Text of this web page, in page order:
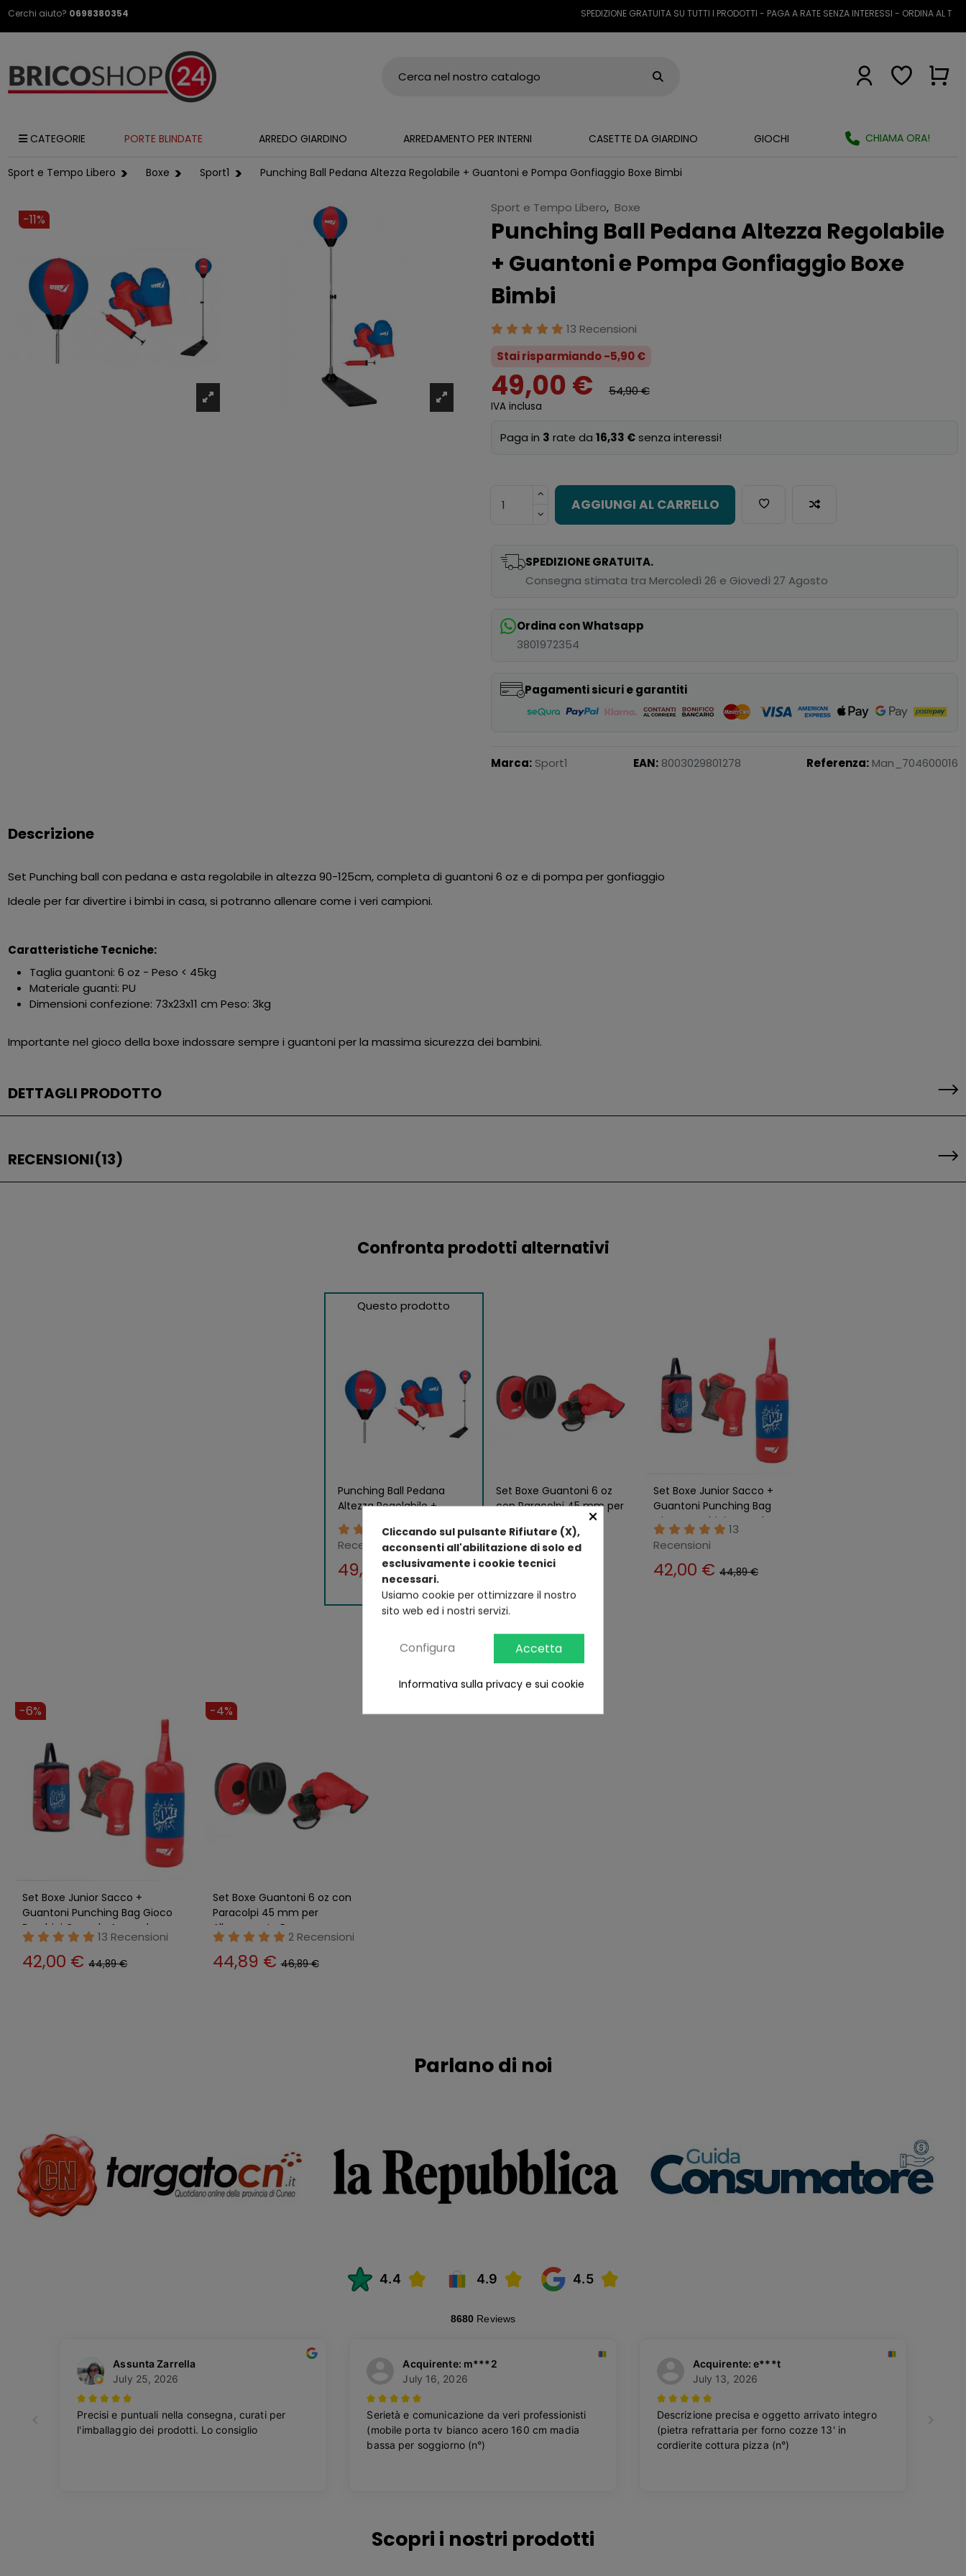
Cerchi aiuto? 0698380354 SPEDIZIONE GRATUITA SU TUTTI I PRODOTTI - PAGA A RATE SENZA INTERESSI - ORDINA AL
CATEGORIE PORTE BLINDATE ARREDO GIARDINO ARREDAMENTO PER INTERNI CASETTE DA GIARDINO GIOCHI CHIAMA ORA!
Sport e Tempo Libero Boxe Sport1 Punching Ball Pedana Altezza Regolabile + Guantoni e Pompa Gonfiaggio Boxe Bimbi
-11%
Sport e Tempo Libero, Boxe
Punching Ball Pedana Altezza Regolabile
+ Guantoni e Pompa Gonfiaggio Boxe
Bimbi
13 Recensioni
Stai risparmiando -5,90 €
49,00 € 54,90 €
IVA inclusa
Paga in 3 rate da16,33 €senza interessi!
AGGIUNGI AL CARRELLO
SPEDIZIONE GRATUITA.
Consegna stimata tra Mercoledì 26 e Giovedì 27 Agosto
Ordina con Whatsapp
3801972354
Pagamenti sicuri e garantiti
Marca: Sport1 EAN: 8003029801278 Referenza: Man_704600016
Descrizione
Set Punching ball con pedana e asta regolabile in altezza 90-125cm, completa di guantoni 6 oz e di pompa per gonfiaggio
Ideale per far divertire i bimbi in casa, si potranno allenare come i veri campioni.
Caratteristiche Tecniche:
Taglia guantoni: 6 oz - Peso < 45kg
Materiale guanti: PU
Dimensioni confezione: 73x23x11 cm Peso: 3kg
Importante nel gioco della boxe indossare sempre i guantoni per la massima sicurezza dei bambini.
DETTAGLI PRODOTTO
RECENSIONI(13)
Confronta prodotti alternativi
Questo prodotto
Punching Ball Pedana
Altezza Regolabile +
Guantoni e Pompa
Gonfiaggio Boxe Bimbi
13
Recensioni
49,00 €54,90 €
Set Boxe Guantoni 6 oz
con Paracolpi 45 mm per
Allenamento Rosso
2
Recensioni
44,89 €
Set Boxe Junior Sacco +
Guantoni Punching Bag
Gioco Bambini Casa da
Appendere
13
Recensioni
42,00 € 44,89 €
Ultimi visti
-6%
Set Boxe Junior Sacco +
Guantoni Punching Bag Gioco
Bambini Casa da Appendere
13 Recensioni
42,00 €44,89 €
-4%
Set Boxe Guantoni 6 oz con
Paracolpi 45 mm per
Allenamento Rosso
2 Recensioni
44,89 €46,89 €
Parlano di noi
Scopri i nostri prodotti
×
Cliccando sul pulsante Rifiutare (X),
acconsenti all'abilitazione di solo ed
esclusivamente i cookie tecnici
necessari.
Usiamo cookie per ottimizzare il nostro
sito web ed i nostri servizi.
Configura Accetta
Informativa sulla privacy e sui cookie